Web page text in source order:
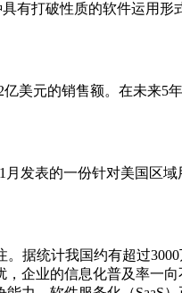
打破性质的软件运用形
美元的销售额。在未来5
发表的一份针对美国区
据统计我国约有超过
企业的信息化普及率一